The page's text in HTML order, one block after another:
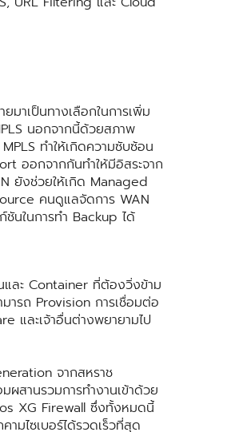
เป็นทางเลือกในการเพิ่ม
นอกจากนี้ด้วยสภาพ
ทำให้เกิดความซับซ้อน
ออกจากกันทำให้มีอิสระจาก
ยังช่วยให้เกิด Managed
คนดูแลจัดการ WAN
นในการทำ Backup ได้
ะ Container ที่ต้องวิ่งข้าม
ารถ Provision การเชื่อมต่อ
และเจ้าอื่นต่างพยายามไป
จากสหราช
สานรวมการทำงานเข้าด้วย
XG Firewall ซึ่งทั้งหมดนี้
มไซเบอร์ได้รวดเร็วที่สุด